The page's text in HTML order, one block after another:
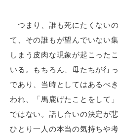
つまり、誰も死にたくない
て、その誰もが望んでいない
しまう皮肉な現象が起こった
いる。もちろん、母たちが行
であり、当時としてはあるべ
われ、「馬鹿げたことをして
ではない。話し合いの決定が
ひとり一人の本当の気持ちや